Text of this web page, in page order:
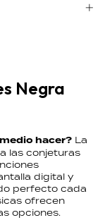
Negra
hacer? La
las conjeturas
digital y
perfecto cada
ofrecen
opciones.